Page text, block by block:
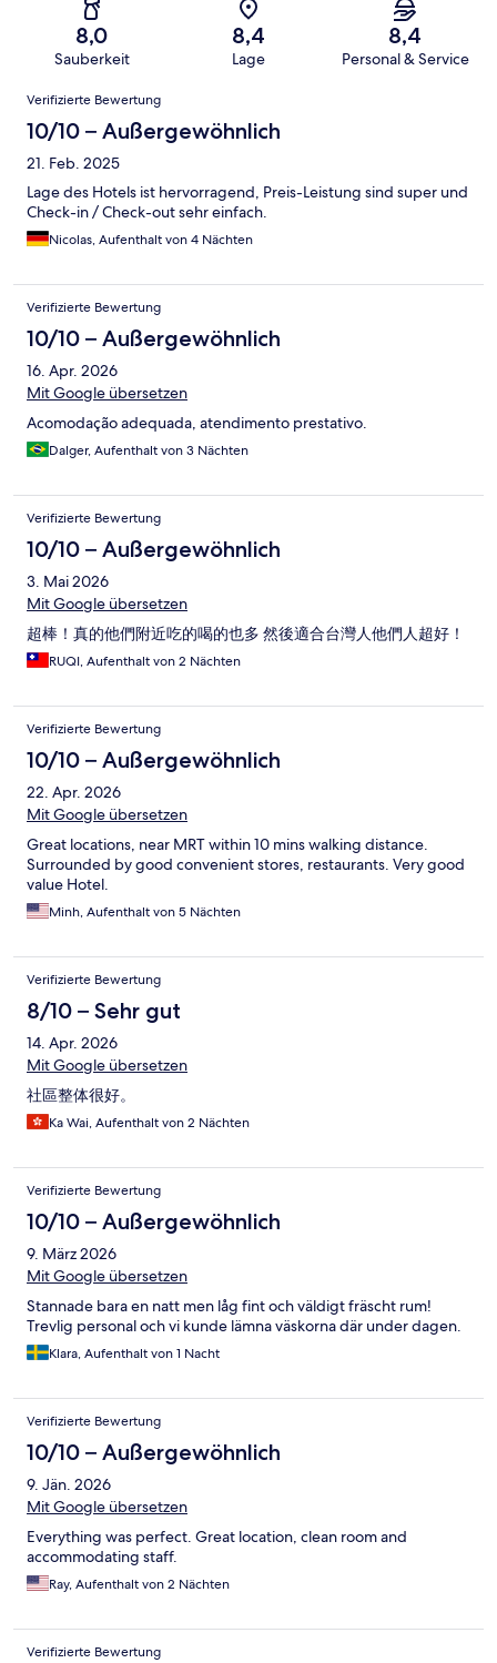
8,0
Sauberkeit
8,4
Lage
8,4
Personal & Service
Bewertungen
Verifizierte Bewertung
10/10 – Außergewöhnlich
21. Feb. 2025
Lage des Hotels ist hervorragend, Preis-Leistung sind super und
Check-in / Check-out sehr einfach.
Nicolas, Aufenthalt von 4 Nächten
Verifizierte Bewertung
10/10 – Außergewöhnlich
16. Apr. 2026
Mit Google übersetzen
Acomodação adequada, atendimento prestativo.
Dalger, Aufenthalt von 3 Nächten
Verifizierte Bewertung
10/10 – Außergewöhnlich
3. Mai 2026
Mit Google übersetzen
超棒！真的他們附近吃的喝的也多 然後適合台灣人他們人超好！
RUQI, Aufenthalt von 2 Nächten
Verifizierte Bewertung
10/10 – Außergewöhnlich
22. Apr. 2026
Mit Google übersetzen
Great locations, near MRT within 10 mins walking distance.
Surrounded by good convenient stores, restaurants. Very good
value Hotel.
Minh, Aufenthalt von 5 Nächten
Verifizierte Bewertung
8/10 – Sehr gut
14. Apr. 2026
Mit Google übersetzen
社區整体很好。
Ka Wai, Aufenthalt von 2 Nächten
Verifizierte Bewertung
10/10 – Außergewöhnlich
9. März 2026
Mit Google übersetzen
Stannade bara en natt men låg fint och väldigt fräscht rum!
Trevlig personal och vi kunde lämna väskorna där under dagen.
Klara, Aufenthalt von 1 Nacht
Verifizierte Bewertung
10/10 – Außergewöhnlich
9. Jän. 2026
Mit Google übersetzen
Everything was perfect. Great location, clean room and
accommodating staff.
Ray, Aufenthalt von 2 Nächten
Verifizierte Bewertung